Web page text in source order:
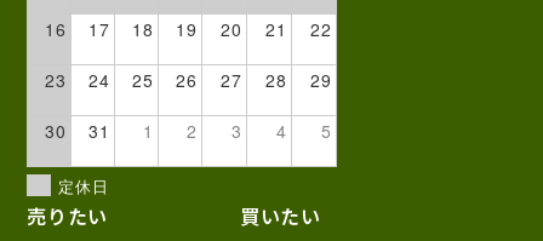
16 17 18 19 20 21 22
23 24 25 26 27 28 29
30 31 1 2 3 4 5
定休日
売りたい 買いたい